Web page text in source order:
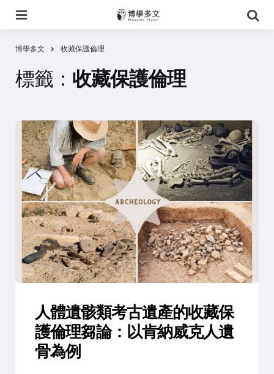
尋
博學多文 收藏保護倫理
標籤： 收藏保護倫理
人體遺骸類考古遺產的收藏保
護倫理芻論：以肯納威克人遺
骨為例